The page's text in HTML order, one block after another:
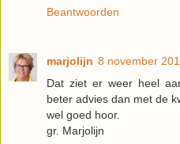
Beantwoorden
marjolijn 8 november
Dat ziet er weer heel
beter advies dan met de
wel goed hoor.
gr. Marjolijn